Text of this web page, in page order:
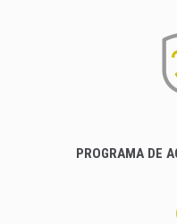
PROGRAMA DE